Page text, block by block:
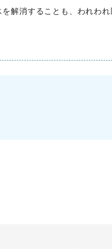
解消することも、われわ